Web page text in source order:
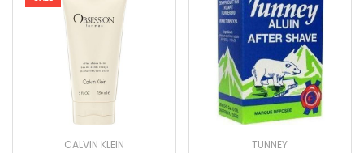
CALVIN KLEIN TUNNEY